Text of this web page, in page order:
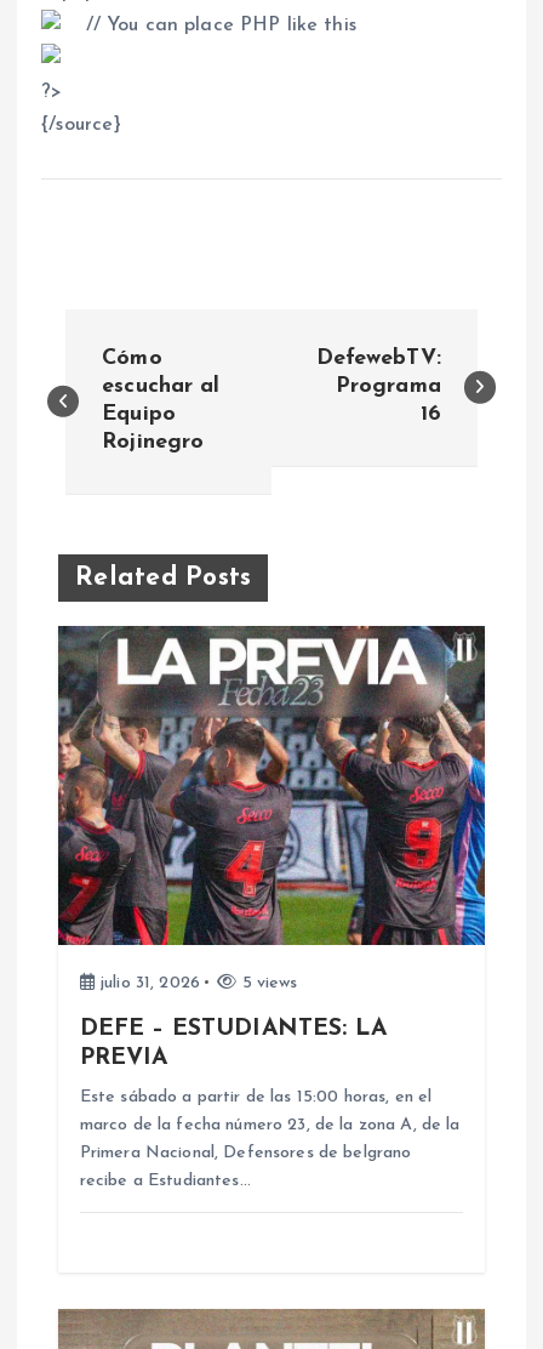
// You can place PHP like this
?>
{/source}
a
a
c
ó
n
d
Cómo
escuchar al
Equipo
Rojinegro
DefewebTV:
Programa
16
Related Posts
julio 31, 2026 5 views
DEFE – ESTUDIANTES: LA
PREVIA
Este sábado a partir de las 15:00 horas, en el
marco de la fecha número 23, de la zona A, de la
Primera Nacional, Defensores de belgrano
recibe a Estudiantes…